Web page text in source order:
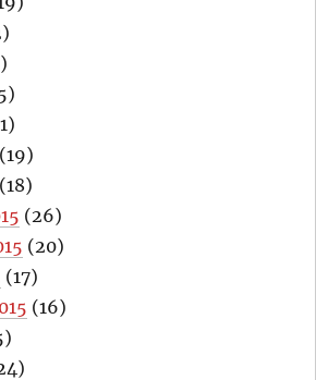
(19)
(18)
(26)
(20)
(17)
(16)